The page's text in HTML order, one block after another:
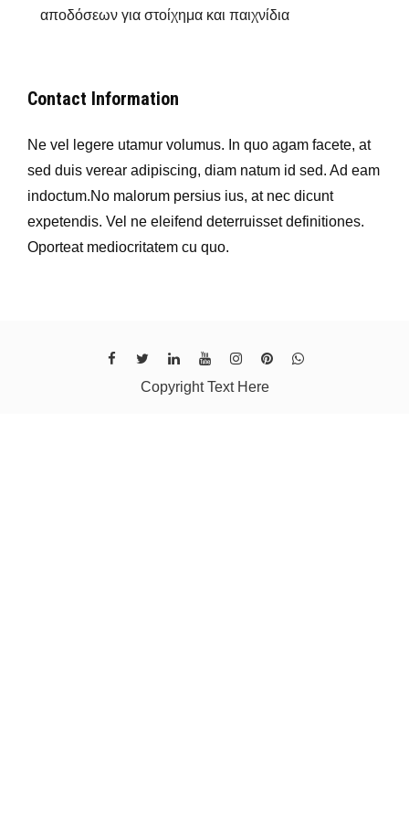
αποδόσεων για στοίχημα και παιχνίδια
Contact Information
Ne vel legere utamur volumus. In quo agam facete, at
sed duis verear adipiscing, diam natum id sed. Ad eam
indoctum.No malorum persius ius, at nec dicunt
expetendis. Vel ne eleifend deterruisset definitiones.
Oporteat mediocritatem cu quo.
Copyright Text Here